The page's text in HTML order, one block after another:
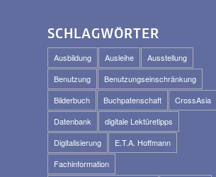
SCHLAGWÖRTER
Ausbildung Ausleihe
Ausstellung
Benutzung
Benutzungseinschränkung
Bilderbuch
Buchpatenschaft
CrossAsia
Datenbank
digitale Lektüretipps
Digitalisierung
E.T.A. Hoffmann
Fachinformation